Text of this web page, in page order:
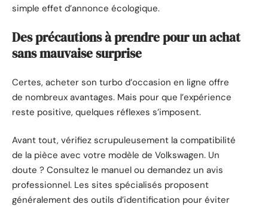
simple effet d’annonce écologique.
Des précautions à prendre pour un achat
sans mauvaise surprise
Certes, acheter son turbo d’occasion en ligne offre
de nombreux avantages. Mais pour que l’expérience
reste positive, quelques réflexes s’imposent.
Avant tout, vérifiez scrupuleusement la compatibilité
de la pièce avec votre modèle de Volkswagen. Un
doute ? Consultez le manuel ou demandez un avis
professionnel. Les sites spécialisés proposent
généralement des outils d’identification pour éviter